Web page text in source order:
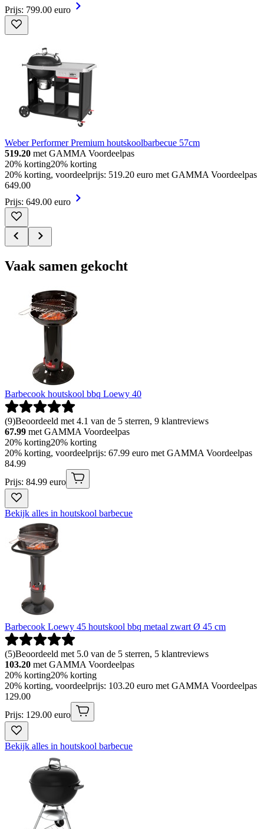
Prijs: 799.00 euro
Weber Performer Premium houtskoolbarbecue 57cm
519.20 met GAMMA Voordeelpas
20% korting20% korting
20% korting, voordeelprijs: 519.20 euro met GAMMA Voordeelpas
649.00
Prijs: 649.00 euro
Vaak samen gekocht
Barbecook houtskool bbq Loewy 40
(9)Beoordeeld met 4.1 van de 5 sterren, 9 klantreviews
67.99 met GAMMA Voordeelpas
20% korting20% korting
20% korting, voordeelprijs: 67.99 euro met GAMMA Voordeelpas
84.99
Prijs: 84.99 euro
Bekijk alles in houtskool barbecue
Barbecook Loewy 45 houtskool bbq metaal zwart Ø 45 cm
(5)Beoordeeld met 5.0 van de 5 sterren, 5 klantreviews
103.20 met GAMMA Voordeelpas
20% korting20% korting
20% korting, voordeelprijs: 103.20 euro met GAMMA Voordeelpas
129.00
Prijs: 129.00 euro
Bekijk alles in houtskool barbecue